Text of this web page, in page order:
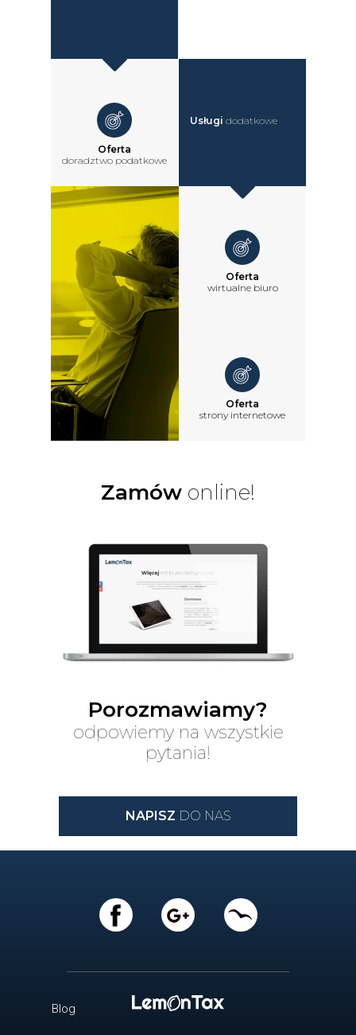
Usługi dodatkowe
NAPISZ DO NAS
Porozmawiamy?
odpowiemy na wszystkie
pytania!
Zamów online!
Oferta
doradztwo podatkowe
Oferta
wirtualne biuro
Oferta
strony internetowe
Blog